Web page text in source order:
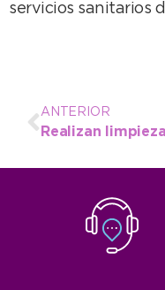
servicios sanitarios
ANTERIOR